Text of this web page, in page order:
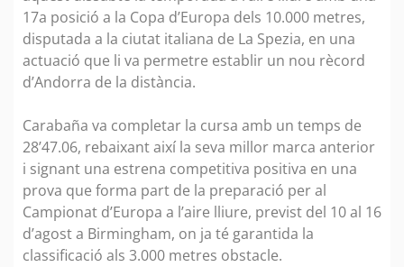
17a posició a la Copa d’Europa dels 10.000 metres,
disputada a la ciutat italiana de La Spezia, en una
actuació que li va permetre establir un nou rècord
d’Andorra de la distància.
Carabaña va completar la cursa amb un temps de
28’47.06, rebaixant així la seva millor marca anterior
i signant una estrena competitiva positiva en una
prova que forma part de la preparació per al
Campionat d’Europa a l’aire lliure, previst del 10 al 16
d’agost a Birmingham, on ja té garantida la
classificació als 3.000 metres obstacle.